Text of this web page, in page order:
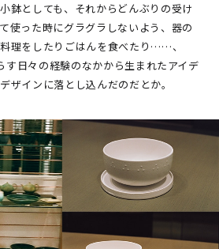
鉢としても、それからどんぶりの受け
使った時にグラグラしないよう、器の
理をしたりごはんを食べたり……、
日々の経験のなかから生まれたアイデ
ザインに落とし込んだのだとか。